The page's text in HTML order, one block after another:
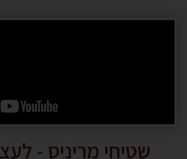
שטיחי מריניס -